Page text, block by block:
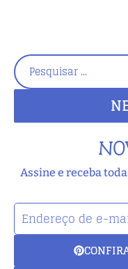
Assine e receba